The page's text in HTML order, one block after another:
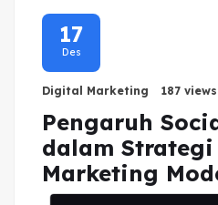
17
Des
Digital Marketing 187 views
Pengaruh
dalam
Marketing